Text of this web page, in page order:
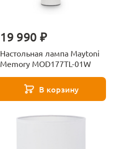
19 990 ₽
Настольная лампа Maytoni
Memory MOD177TL-01W
В корзину